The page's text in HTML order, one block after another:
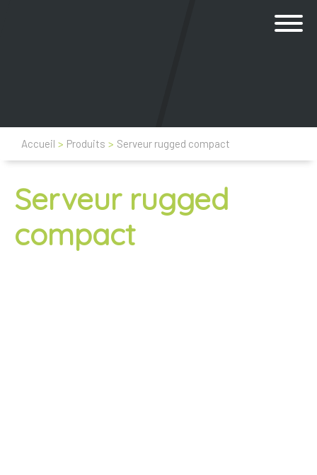
Accueil > Produits > Serveur rugged compact
Serveur rugged
compact